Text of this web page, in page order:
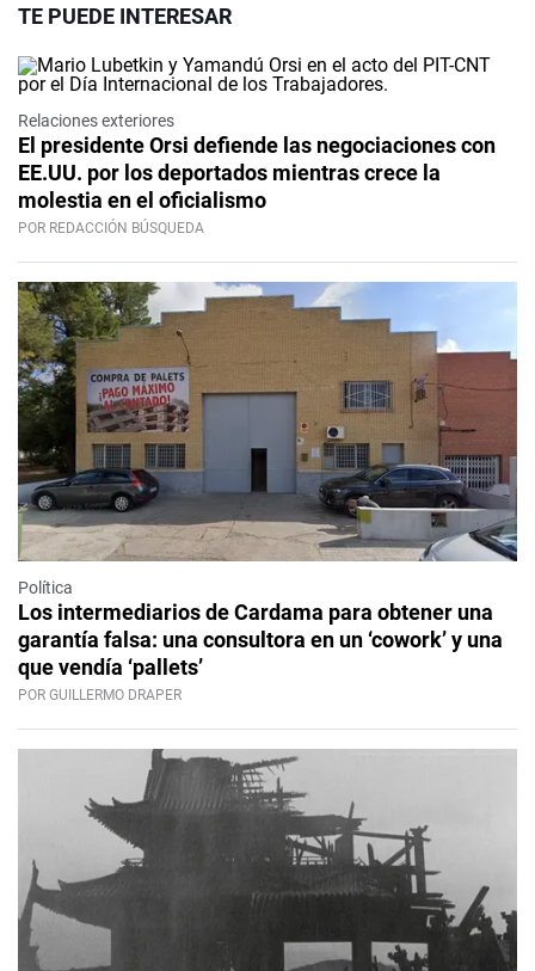
TE PUEDE INTERESAR
Relaciones exteriores
El presidente Orsi defiende las negociaciones con
EE.UU. por los deportados mientras crece la
molestia en el oficialismo
POR REDACCIÓN BÚSQUEDA
Política
Los intermediarios de Cardama para obtener una
garantía falsa: una consultora en un ‘cowork’ y una
que vendía ‘pallets’
POR GUILLERMO DRAPER